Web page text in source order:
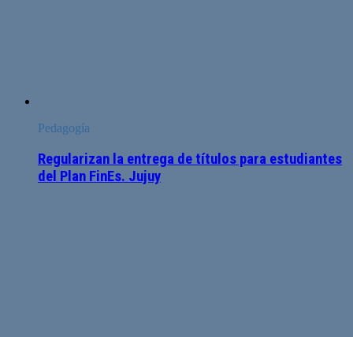
Pedagogía
Regularizan la entrega de títulos para estudiantes
del Plan FinEs. Jujuy